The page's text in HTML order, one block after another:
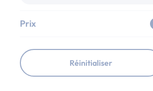
Prix
Réinitialiser